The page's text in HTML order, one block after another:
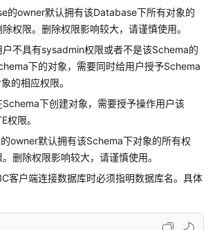
的owner默认拥有该Database下所有对象的
权限。删除权限影响较大，请谨慎使用。
户不具有sysadmin权限或者不是该Schema的
下的对象，需要同时给用户授予Schema
的相应权限。
Schema下创建对象，需要授予操作用户该
权限。
的owner默认拥有该Schema下对象的所有权
删除权限影响较大，请谨慎使用。
客户端连接数据库时必须指明数据库名。具体